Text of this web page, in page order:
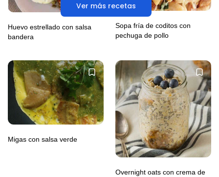
Ver más recetas
Huevo estrellado con salsa
bandera
Sopa fría de coditos con
pechuga de pollo
Migas con salsa verde
Overnight oats con crema de